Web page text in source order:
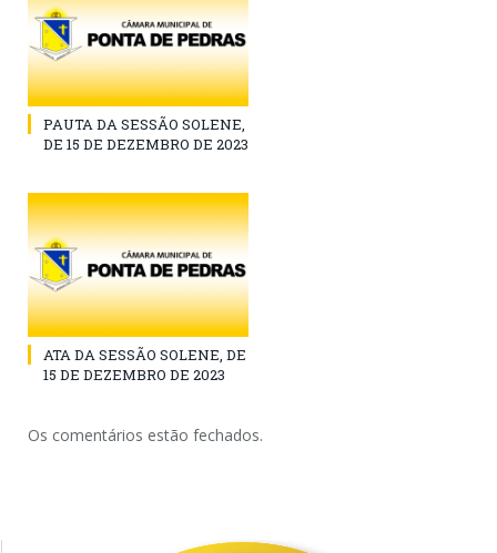
PAUTA DA SESSÃO SOLENE,
DE 15 DE DEZEMBRO DE 2023
ATA DA SESSÃO SOLENE, DE
15 DE DEZEMBRO DE 2023
Os comentários estão fechados.